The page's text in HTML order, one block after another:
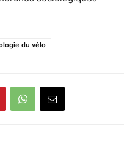
du vélo